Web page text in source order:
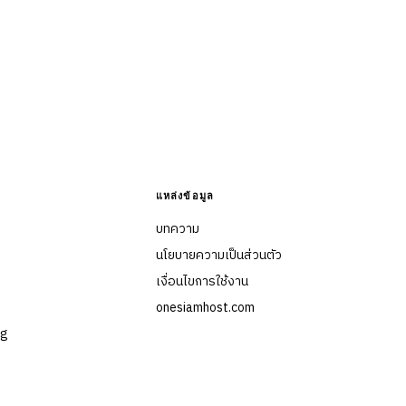
แหล่งข้อมูล
บทความ
นโยบายความเป็นส่วนตัว
เงื่อนไขการใช้งาน
onesiamhost.com